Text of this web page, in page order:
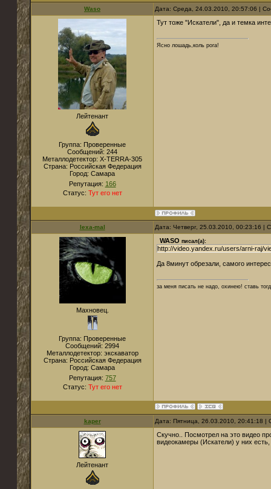
Waso Дата: Среда, 24.03.2010, 20:57:06 |
Лейтенант
Группа: Проверенные
Сообщений: 244
Металлодетектор: X-TERRA-305
Страна: Российская Федерация
Город: Самара
Репутация: 166
Статус: Тут его нет
Тут тоже "Искатели", да и темка
Ясно лошадь,коль рога!
lexa-mal Дата: Четверг, 25.03.2010, 00:23:16 |
Махновец.
Группа: Проверенные
Сообщений: 2994
Металлодетектор: экскаватор
Страна: Российская Федерация
Город: Самара
Репутация: 757
Статус: Тут его нет
WASO писал(а):
http://video.yandex.ru/users/arni-raj/
Да 8минут обрезали, самого
за меня писать не надо, охинею! ставь
kaper Дата: Пятница, 26.03.2010, 20:41:18
Лейтенант
Скучно.. Посмотрел на это видео
видеокамеры (Искатели) у них